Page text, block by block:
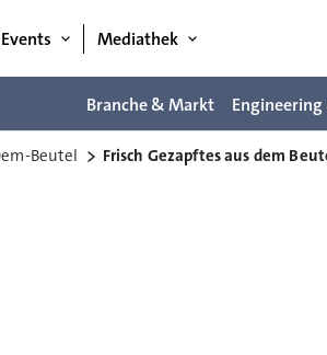
Events Mediathek
Branche & Markt
Beutel Frisch Gezapftes aus dem